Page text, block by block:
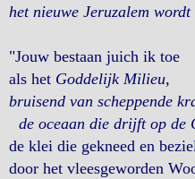
het nieuwe Jeruzalem wordt
"Jouw bestaan juich ik toe
als het Goddelijk Milieu,
bruisend van scheppende
de oceaan die drijft op de
de klei die gekneed en
door het vleesgeworden